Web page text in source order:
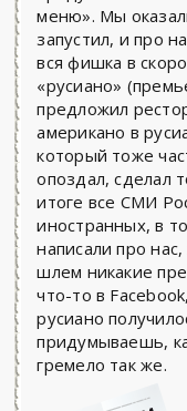
меню». Мы
запустил, и про
вся фишка в
«русиано»
предложил
американо в
который тоже
опоздал, сделал
итоге все СМИ
иностранных, в
написали про
шлем никакие
что-то в
русиано
придумываешь,
гремело так же.